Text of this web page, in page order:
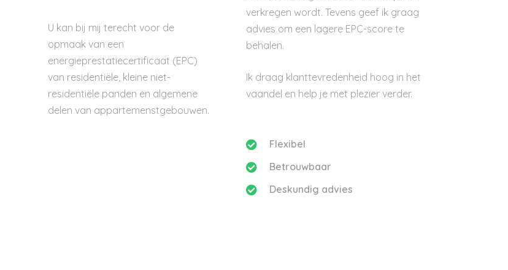
U kan bij mij terecht voor de
opmaak van een
energieprestatiecertificaat (EPC)
van residentiële, kleine niet-
residentiële panden en algemene
delen van appartemenstgebouwen.
verkregen wordt. Tevens geef ik graag
advies om een lagere EPC-score te
behalen.
Ik draag klanttevredenheid hoog in het
vaandel en help je met plezier verder.
Flexibel
Betrouwbaar
Deskundig advies